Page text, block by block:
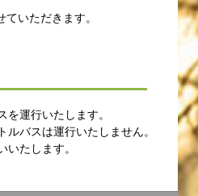
いただきます。
を運行いたします。
ルバスは運行いたしません。
いたします。